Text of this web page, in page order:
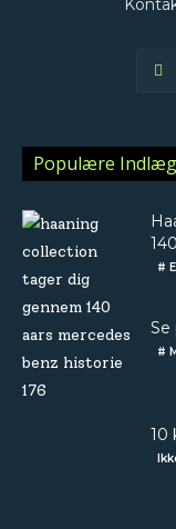
Populære Indlæg
#
Se
#
10